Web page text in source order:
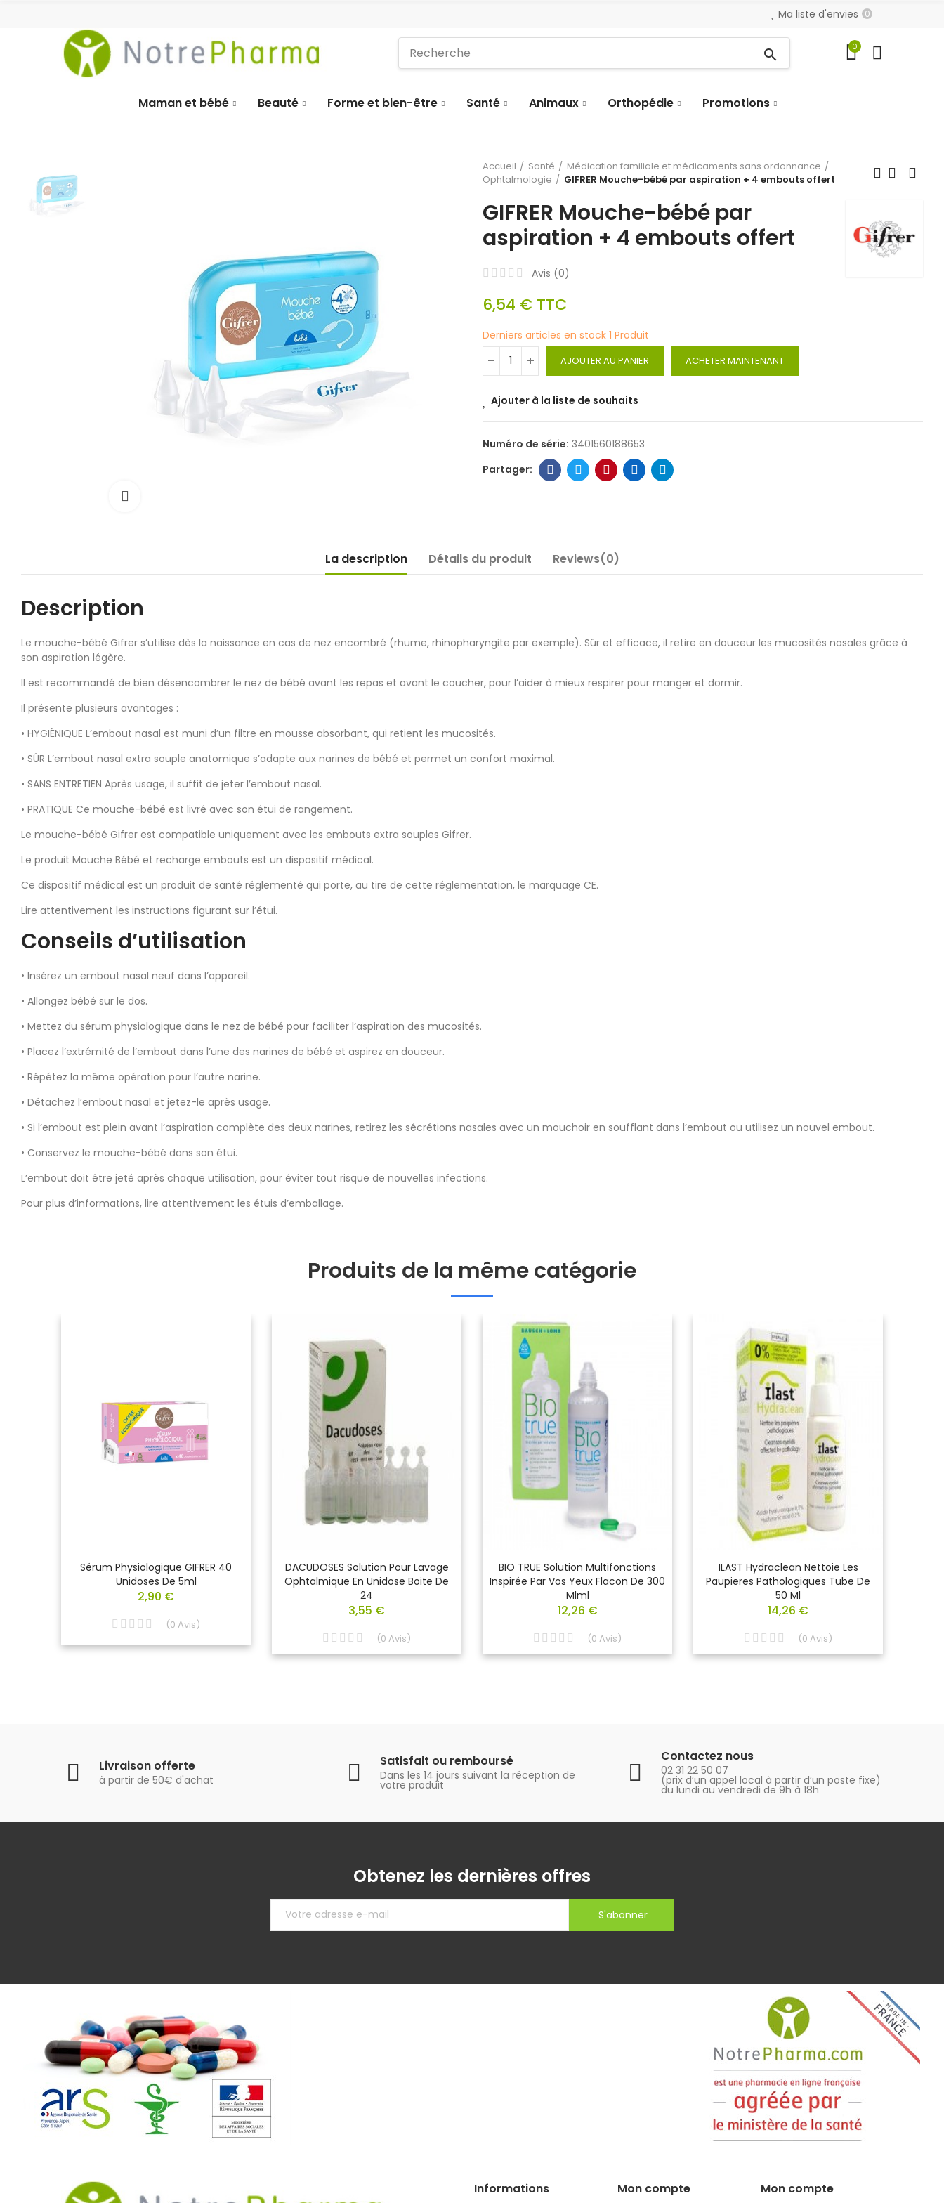
Ma liste d'envies 0
search 0
Maman et bébé Beauté Forme et bien-être Santé Animaux Orthopédie Promotions
Accueil Santé
Médication familiale et médicaments sans ordonnance
Ophtalmologie
GIFRER Mouche-bébé par aspiration + 4 embouts offert
GIFRER Mouche-bébé par
aspiration + 4 embouts offert
Avis (0)
6,54 € TTC
Derniers articles en stock 1 Produit
AJOUTER AU PANIER ACHETER MAINTENANT
Ajouter à la liste de souhaits
Numéro de série: 3401560188653
La description Détails du produit Reviews(0)
Description
Le mouche-bébé Gifrer s’utilise dès la naissance en cas de nez encombré (rhume, rhinopharyngite par exemple). Sûr et efficace, il retire en douceur les mucosités nasales grâce à
son aspiration légère.
Il est recommandé de bien désencombrer le nez de bébé avant les repas et avant le coucher, pour l’aider à mieux respirer pour manger et dormir.
Il présente plusieurs avantages :
• HYGIÉNIQUE L’embout nasal est muni d’un filtre en mousse absorbant, qui retient les mucosités.
• SÛR L’embout nasal extra souple anatomique s’adapte aux narines de bébé et permet un confort maximal.
• SANS ENTRETIEN Après usage, il suffit de jeter l’embout nasal.
• PRATIQUE Ce mouche-bébé est livré avec son étui de rangement.
Le mouche-bébé Gifrer est compatible uniquement avec les embouts extra souples Gifrer.
Le produit Mouche Bébé et recharge embouts est un dispositif médical.
Ce dispositif médical est un produit de santé réglementé qui porte, au tire de cette réglementation, le marquage CE.
Lire attentivement les instructions figurant sur l’étui.
Conseils d’utilisation
• Insérez un embout nasal neuf dans l’appareil.
• Allongez bébé sur le dos.
• Mettez du sérum physiologique dans le nez de bébé pour faciliter l’aspiration des mucosités.
• Placez l’extrémité de l’embout dans l’une des narines de bébé et aspirez en douceur.
• Répétez la même opération pour l’autre narine.
• Détachez l’embout nasal et jetez-le après usage.
• Si l’embout est plein avant l’aspiration complète des deux narines, retirez les sécrétions nasales avec un mouchoir en soufflant dans l’embout ou utilisez un nouvel embout.
• Conservez le mouche-bébé dans son étui.
L’embout doit être jeté après chaque utilisation, pour éviter tout risque de nouvelles infections.
Pour plus d’informations, lire attentivement les étuis d’emballage.
Produits de la même catégorie
Sérum Physiologique GIFRER 40
Unidoses De 5ml
2,90 €
(0 Avis)
DACUDOSES Solution Pour Lavage
Ophtalmique En Unidose Boite De
24
3,55 €
(0 Avis)
BIO TRUE Solution Multifonctions
Inspirée Par Vos Yeux Flacon De 300
Mlml
12,26 €
(0 Avis)
ILAST Hydraclean Nettoie Les
Paupieres Pathologiques Tube De
50 Ml
14,26 €
(0 Avis)
Livraison offerte
à partir de 50€ d'achat
Satisfait ou remboursé
Dans les 14 jours suivant la réception de
votre produit
Contactez nous
02 31 22 50 07
(prix d’un appel local à partir d’un poste fixe)
du lundi au vendredi de 9h à 18h
Obtenez les dernières offres
S'abonner
Informations Mon compte Mon compte